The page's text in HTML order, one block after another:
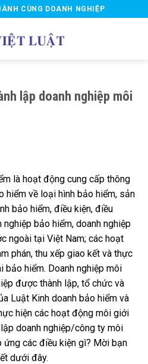
CÙNG DOANH NGHIỆP
lập doanh nghiệp môi
là hoạt động cung cấp thông
hiểm về loại hình bảo hiểm, sản
bảo hiểm, điều kiện, điều
bảo hiểm, doanh nghiệp
ngoài tại Việt Nam; các hoạt
phán, thu xếp giao kết và thực
bảo hiểm. Doanh nghiệp môi
được thành lập, tổ chức và
Luật Kinh doanh bảo hiểm và
hiện các hoạt động môi giới
doanh nghiệp/công ty môi
ứng các điều kiện gì? Mời bạn
dưới đây.